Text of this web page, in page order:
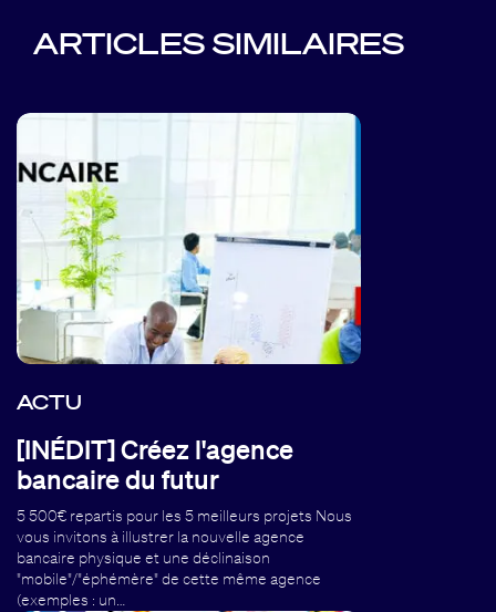
ARTICLES SIMILAIRES
ACTU
[INÉDIT] Créez l'agence
bancaire du futur
5 500€ repartis pour les 5 meilleurs projets Nous
vous invitons à illustrer la nouvelle agence
bancaire physique et une déclinaison
"mobile"/"éphémère" de cette même agence
(exemples : un…